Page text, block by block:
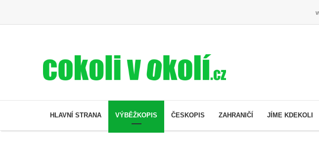
HLAVNÍ STRANA VÝBĚŽKOPIS ČESKOPIS ZAHRANIČÍ JÍME KDEKOLI